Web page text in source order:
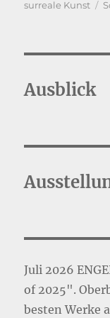
surreale Kunst
Ausblick
Juli 2026
of 2025".
besten Werke